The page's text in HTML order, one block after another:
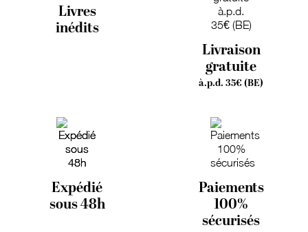
Livres
inédits
Livraison
gratuite
à.p.d. 35€ (BE)
Expédié
sous 48h
Paiements
100%
sécurisés